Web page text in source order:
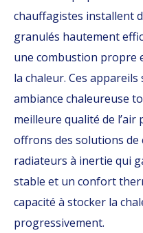
chauffagistes installent
granulés hautement
une combustion propre
la chaleur. Ces
ambiance chaleureuse
meilleure qualité de l’air
offrons des solutions de
radiateurs à inertie qui
stable et un confort
capacité à stocker la
progressivement.